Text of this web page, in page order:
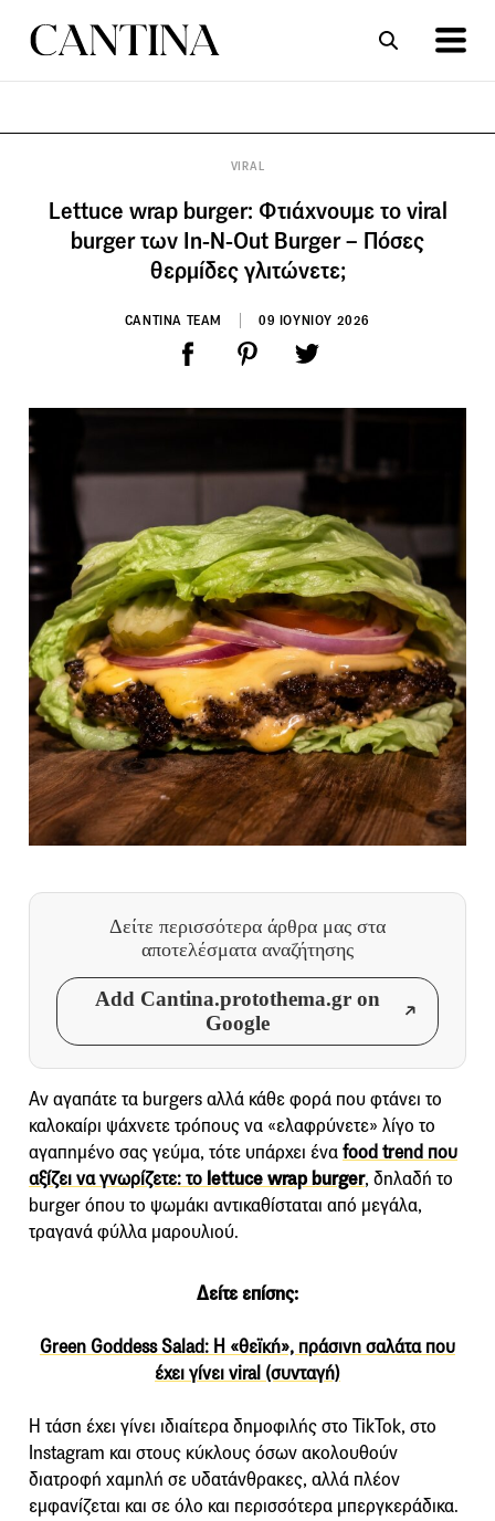
VIRAL
Lettuce wrap burger: Φτιάχνουμε το viral
burger των In-N-Out Burger – Πόσες
θερμίδες γλιτώνετε;
CANTINA TEAM 09 ΙΟΥΝΙΟΥ 2026
Δείτε περισσότερα άρθρα μας στα
αποτελέσματα αναζήτησης
Add Cantina.protothema.gr on
Google
Αν αγαπάτε τα burgers αλλά κάθε φορά που φτάνει το
καλοκαίρι ψάχνετε τρόπους να «ελαφρύνετε» λίγο το
αγαπημένο σας γεύμα, τότε υπάρχει έναfood trend που
αξίζει να γνωρίζετε: το lettuce wrap burger, δηλαδή το
burger όπου το ψωμάκι αντικαθίσταται από μεγάλα,
τραγανά φύλλα μαρουλιού.
Δείτε επίσης:
Green Goddess Salad: H «θεϊκή», πράσινη σαλάτα που
έχει γίνει viral (συνταγή)
Η τάση έχει γίνει ιδιαίτερα δημοφιλής στο TikTok, στο
Instagram και στους κύκλους όσων ακολουθούν
διατροφή χαμηλή σε υδατάνθρακες, αλλά πλέον
εμφανίζεται και σε όλο και περισσότερα μπεργκεράδικα.